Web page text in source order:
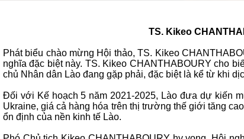
TS. Kikeo
Phát biểu chào mừng Hội thảo, TS. Kikeo
nghĩa đặc biệt này. TS. Kikeo CHANTHABOURY cho
chủ Nhân dân Lào đang gặp phải, đặc biệt là kể từ khi
Đối với Kế hoạch 5 năm 2021-2025, Lào đưa dự kiến
Ukraine, giá cả hàng hóa trên thị trường thế giới tăng
ổn định của nền kinh tế Lào.